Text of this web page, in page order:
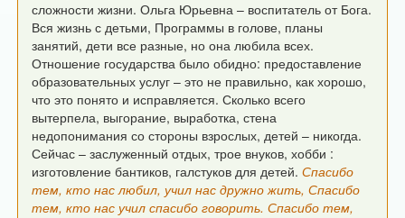
сложности жизни.Ольга Юрьевна – воспитатель от Бога.
Вся жизнь с детьми, Программы в голове, планы
занятий, дети все разные, но она любила всех.
Отношение государства было обидно: предоставление
образовательных услуг – это не правильно, как хорошо,
что это понято и исправляется. Сколько всего
вытерпела, выгорание, выработка,стена
недопонимания со стороны взрослых, детей – никогда.
Сейчас – заслуженный отдых, трое внуков, хобби :
изготовление бантиков, галстуков для детей.Спасибо
тем, кто нас любил, учил нас дружно жить, Спасибо
тем, кто нас учил спасибо говорить. Спасибо тем,